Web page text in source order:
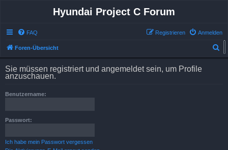
Hyundai Project C Forum
FAQ Anmelden
Registrieren
Foren-Übersicht
Sie müssen registriert und angemeldet sein, um Profile
anzuschauen.
Benutzername:
Passwort:
Ich habe mein Passwort vergessen